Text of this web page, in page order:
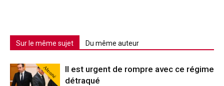
Sur le même sujet Du même auteur
Abonné
Il est urgent de rompre avec ce régime
détraqué